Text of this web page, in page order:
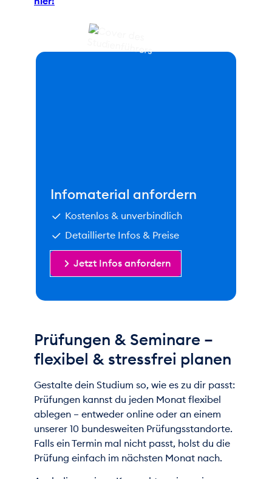
Infomaterial anfordern
Kostenlos & unverbindlich
Detaillierte Infos & Preise
Jetzt Infos anfordern
Prüfungen & Seminare –
flexibel & stressfrei planen
Gestalte dein Studium so, wie es zu dir passt:
Prüfungen kannst du jeden Monat flexibel
ablegen – entweder online oder an einem
unserer 10 bundesweiten Prüfungsstandorte.
Falls ein Termin mal nicht passt, holst du die
Prüfung einfach im nächsten Monat nach.